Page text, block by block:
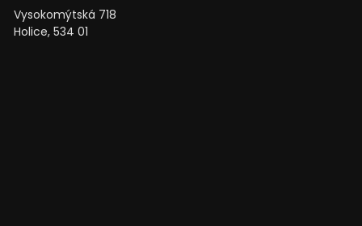
Vysokomýtská 718
Holice, 534 01